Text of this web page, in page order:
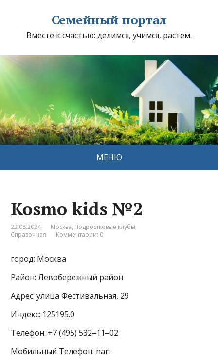
Семейный портал
Вместе к счастью: делимся, учимся, растем.
МЕНЮ
Kosmo kids №2
22.08.2024 Москва, Подростковые клубы,
Справочная
Комментарии: 0
город: Москва
Район: Левобережный район
Адрес: улица Фестивальная, 29
Индекс: 125195.0
Телефон: +7 (495) 532‒11‒02
Мобильный Телефон: nan